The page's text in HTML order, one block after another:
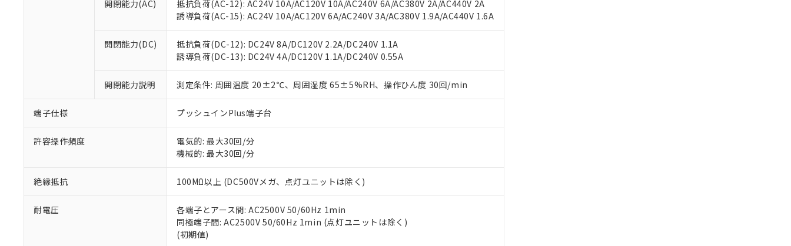
開閉能力(AC)
抵抗負荷(AC-12): AC24V 10A/AC120V 10A/AC240V 6A/AC380V 2A/AC440V 2A
誘導負荷(AC-15): AC24V 10A/AC120V 6A/AC240V 3A/AC380V 1.9A/AC440V 1.6A
開閉能力(DC)
抵抗負荷(DC-12): DC24V 8A/DC120V 2.2A/DC240V 1.1A
誘導負荷(DC-13): DC24V 4A/DC120V 1.1A/DC240V 0.55A
開閉能力説明 測定条件: 周囲温度 20±2℃、周囲湿度 65±5%RH、操作ひん度 30回/min
端子仕様 プッシュインPlus端子台
許容操作頻度
電気的: 最大30回/分
機械的: 最大30回/分
絶縁抵抗 100MΩ以上 (DC500Vメガ、点灯ユニットは除く)
耐電圧
各端子とアース間: AC2500V 50/60Hz 1min
同極端子間: AC2500V 50/60Hz 1min (点灯ユニットは除く)
(初期値)
オムロン制御機器販売店や当社販売拠点は「販売ネットワーク
」をご確認ください。
在庫状況および標準価格結果を当社の事前の承諾なく第三者に漏洩または開示しないようお願いしま
マイパーツ機能（部品リスト作成サービス）をご利用いただくには、I-Webメンバーズにご登録され
ている必要があります。
お客様が当ウェブサイト上で当社にご登録された部品リストについて、当社および当社の共同利用者
が、当社の製品・サービスに関するお客様との取引・商談に必要な範囲で利用することをご了承くだ
さい。
※当社の共同利用者とは、
部品在庫の切り替え状況などにより、予定月が前後することがあります。
※3 非含有証明書ダウンロード
下記の非含有証明書をダウンロードすることができます。
51物質の非含有証明書（当社基準）
※本証明書は発行日時点で非含有を証明するもので、過去に遡って非含有を証明するものではありません。
また、RoHS指令のフタル酸エステル類４物質の対応では、対応完了までの期間は出荷製品に未対応品が
既に当社にて対応品への在庫切替を完了していることから、特段のことがない限り、2022年1月12日よ
り割愛しております。
※2 環境保護使用期限
「ｅ」：有害物質（10物質）のすべてが基準値以下であることを示します。
「10」：通常の使用状況下において有害物質が外部に漏えいし、環境に深刻な影響を及ぼさない年数を意
味します。
また当社は、販売先および販売に係わる関係者が違法に輸出するおそれがある場合は、取り引きをい
たしません。
合意する キャンセル
－
在庫なし(最新の在庫状況については、お客様のお取引先、またはお客様担当のオムロン制御
機器販売店・当社販売員にご確認ください)
空
白
受注生産機種、また在庫状況の情報を公開していない機種